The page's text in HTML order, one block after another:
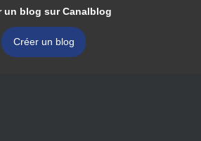
un blog sur Canalblog
Créer un blog